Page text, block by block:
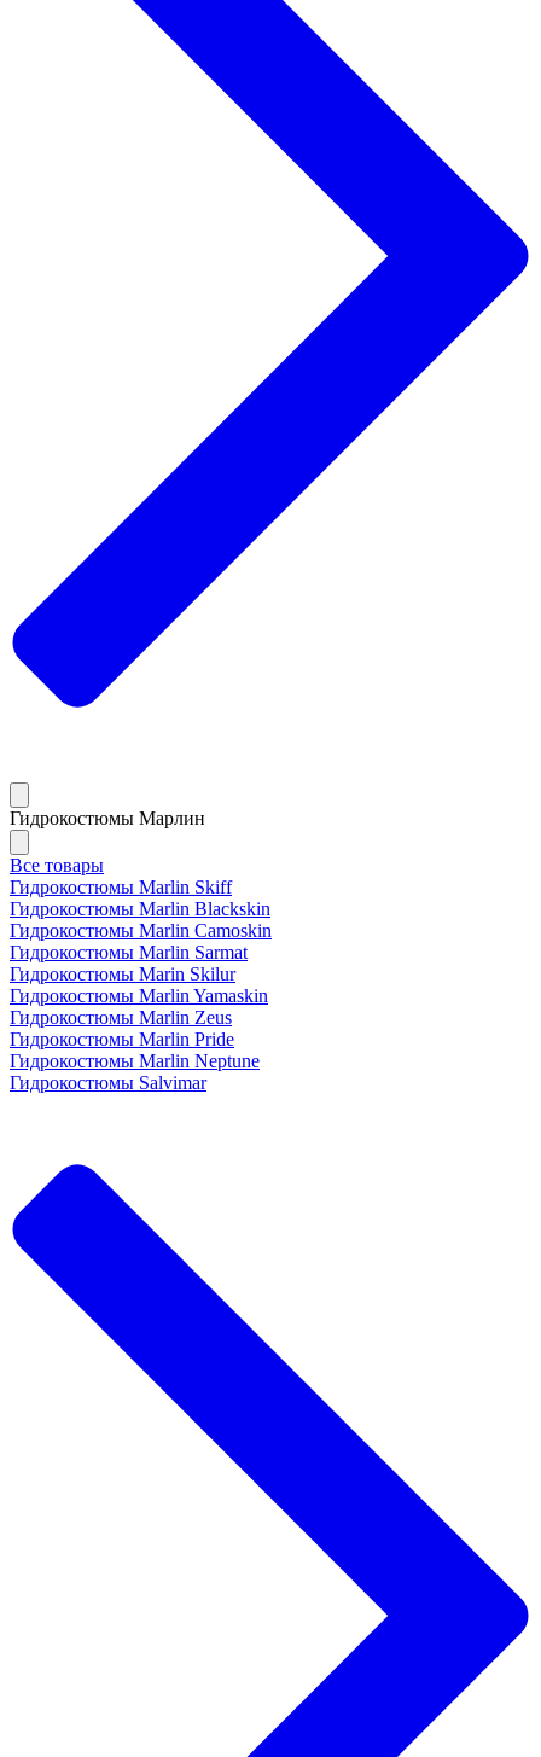
Гидрокостюмы Марлин
Все товары
Гидрокостюмы Marlin Skiff
Гидрокостюмы Marlin Blackskin
Гидрокостюмы Marlin Camoskin
Гидрокостюмы Marlin Sarmat
Гидрокостюмы Marin Skilur
Гидрокостюмы Marlin Yamaskin
Гидрокостюмы Marlin Zeus
Гидрокостюмы Marlin Pride
Гидрокостюмы Marlin Neptune
Гидрокостюмы Salvimar